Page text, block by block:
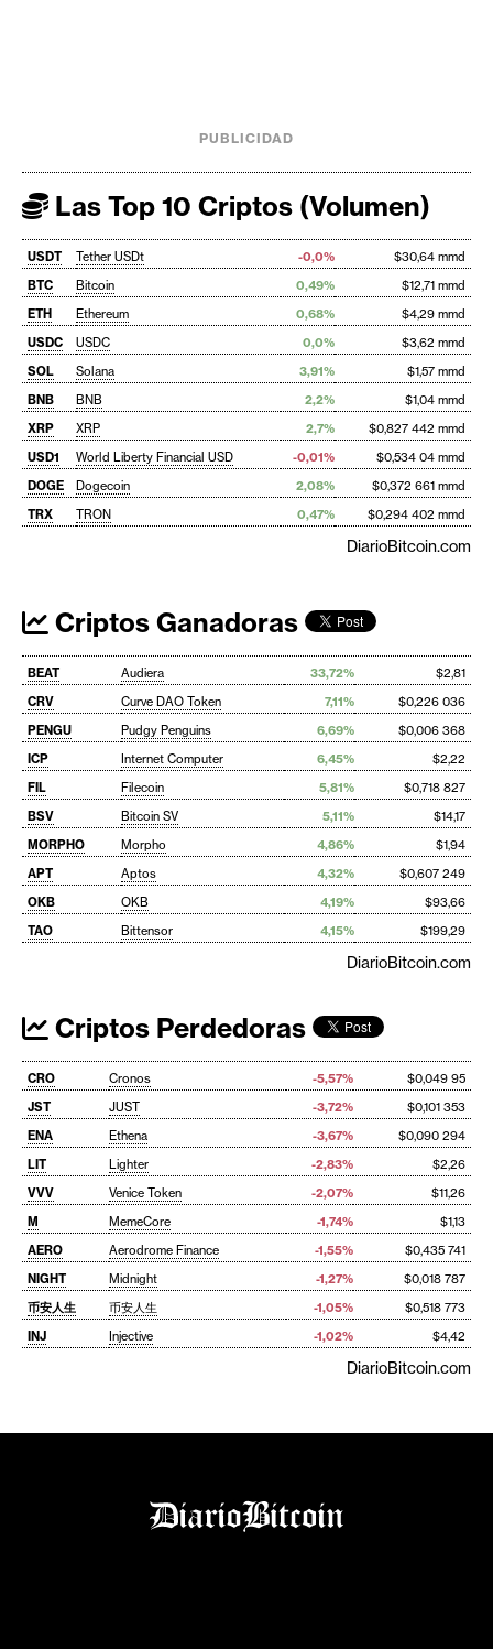
PUBLICIDAD
Las Top 10 Criptos (Volumen)
USDT Tether USDt -0,0%
$30,64 mmd
BTC
Bitcoin 0,49%
$12,71 mmd
ETH
Ethereum 0,68%
$4,29 mmd
USDC
USDC 0,0%
$3,62 mmd
SOL
Solana 3,91%
$1,57 mmd
BNB
BNB 2,2%
$1,04 mmd
XRP
XRP 2,7%
$0,827 442 mmd
USD1
World Liberty Financial USD -0,01%
$0,534 04 mmd
DOGE
Dogecoin 2,08%
$0,372 661 mmd
TRX
TRON 0,47% $0,294 402 mmd
DiarioBitcoin.com
Criptos Ganadoras
BEAT Audiera 33,72%
$2,81
CRV
Curve DAO Token 7,11%
$0,226 036
PENGU
Pudgy Penguins 6,69%
$0,006 368
ICP
Internet Computer 6,45%
$2,22
FIL
Filecoin 5,81%
$0,718 827
BSV
Bitcoin SV 5,11%
$14,17
MORPHO
Morpho 4,86%
$1,94
APT
Aptos 4,32%
$0,607 249
OKB
OKB 4,19%
$93,66
TAO
Bittensor 4,15% $199,29
DiarioBitcoin.com
Criptos Perdedoras
CRO Cronos -5,57%
$0,049 95
JST
JUST -3,72%
$0,101 353
ENA
Ethena -3,67%
$0,090 294
LIT
Lighter -2,83%
$2,26
VVV
Venice Token -2,07%
$11,26
M
MemeCore -1,74%
$1,13
AERO
Aerodrome Finance -1,55%
$0,435 741
NIGHT
Midnight -1,27%
$0,018 787
币安人生
币安人生 -1,05%
$0,518 773
INJ
Injective -1,02% $4,42
DiarioBitcoin.com